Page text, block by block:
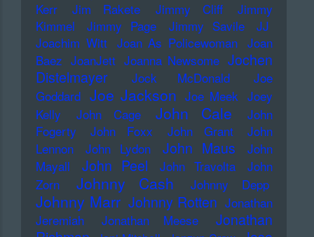
Kerr
Jim Rakete Jimmy Cliff
Jimmy
Kimmel
Jimmy Page Jimmy Savile
JJ
Joachim Witt Joan As Policewoman Joan
Baez JoanJett Joanna Newsome Jochen
Distelmayer
Jock McDonald
Joe
Goddard Joe Jackson Joe Meek Joey
Kelly
John Cage John Cale
John
Fogerty
John Foxx John Grant
John
Lennon
John Lydon John Maus
John
Mayall
John Peel John Travolta
John
Zorn
Johnny Cash Johnny Depp
Johnny Marr Johnny Rotten Jonathan
Jeremiah
Jonathan Meese
Jonathan